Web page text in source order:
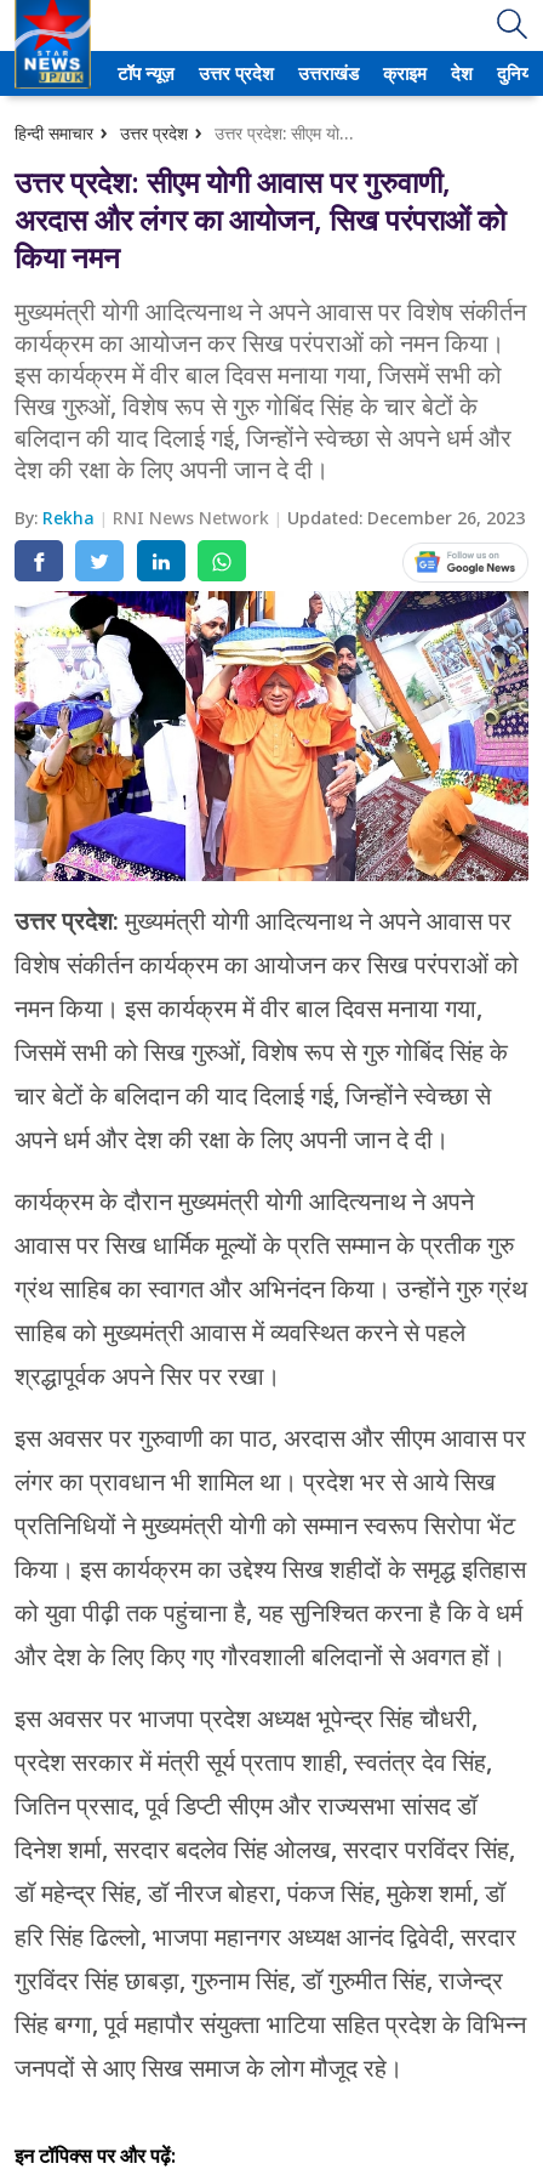
टॉप न्यूज़ उत्तर प्रदेश उत्तराखंड क्राइम देश दुनिया
हिन्दी समाचार उत्तर प्रदेश उत्तर प्रदेश: सीएम योगी आवास पर गुरुवाणी, अरदास और लंगर का आयोजन, सिख परंपराओं को किया नमन
उत्तर प्रदेश: सीएम योगी आवास पर गुरुवाणी,
अरदास और लंगर का आयोजन, सिख परंपराओं को
किया नमन
मुख्यमंत्री योगी आदित्यनाथ ने अपने आवास पर विशेष संकीर्तन
कार्यक्रम का आयोजन कर सिख परंपराओं को नमन किया।
इस कार्यक्रम में वीर बाल दिवस मनाया गया, जिसमें सभी को
सिख गुरुओं, विशेष रूप से गुरु गोबिंद सिंह के चार बेटों के
बलिदान की याद दिलाई गई, जिन्होंने स्वेच्छा से अपने धर्म और
देश की रक्षा के लिए अपनी जान दे दी।
By: Rekha RNI News Network Updated: December 26, 2023
उत्तर प्रदेश:मुख्यमंत्री योगी आदित्यनाथ ने अपने आवास पर
विशेष संकीर्तन कार्यक्रम का आयोजन कर सिख परंपराओं को
नमन किया। इस कार्यक्रम में वीर बाल दिवस मनाया गया,
जिसमें सभी को सिख गुरुओं, विशेष रूप से गुरु गोबिंद सिंह के
चार बेटों के बलिदान की याद दिलाई गई, जिन्होंने स्वेच्छा से
अपने धर्म और देश की रक्षा के लिए अपनी जान दे दी।
कार्यक्रम के दौरान मुख्यमंत्री योगी आदित्यनाथ ने अपने
आवास पर सिख धार्मिक मूल्यों के प्रति सम्मान के प्रतीक गुरु
ग्रंथ साहिब का स्वागत और अभिनंदन किया। उन्होंने गुरु ग्रंथ
साहिब को मुख्यमंत्री आवास में व्यवस्थित करने से पहले
श्रद्धापूर्वक अपने सिर पर रखा।
इस अवसर पर गुरुवाणी का पाठ, अरदास और सीएम आवास पर
लंगर का प्रावधान भी शामिल था। प्रदेश भर से आये सिख
प्रतिनिधियों ने मुख्यमंत्री योगी को सम्मान स्वरूप सिरोपा भेंट
किया। इस कार्यक्रम का उद्देश्य सिख शहीदों के समृद्ध इतिहास
को युवा पीढ़ी तक पहुंचाना है, यह सुनिश्चित करना है कि वे धर्म
और देश के लिए किए गए गौरवशाली बलिदानों से अवगत हों।
इस अवसर पर भाजपा प्रदेश अध्यक्ष भूपेन्द्र सिंह चौधरी,
प्रदेश सरकार में मंत्री सूर्य प्रताप शाही, स्वतंत्र देव सिंह,
जितिन प्रसाद, पूर्व डिप्टी सीएम और राज्यसभा सांसद डॉ
दिनेश शर्मा, सरदार बदलेव सिंह ओलख, सरदार परविंदर सिंह,
डॉ महेन्द्र सिंह, डॉ नीरज बोहरा, पंकज सिंह, मुकेश शर्मा, डॉ
हरि सिंह ढिल्लो, भाजपा महानगर अध्यक्ष आनंद द्विवेदी, सरदार
गुरविंदर सिंह छाबड़ा, गुरुनाम सिंह, डॉ गुरुमीत सिंह, राजेन्द्र
सिंह बग्गा, पूर्व महापौर संयुक्ता भाटिया सहित प्रदेश के विभिन्न
जनपदों से आए सिख समाज के लोग मौजूद रहे।
इन टॉपिक्स पर और पढ़ें:
उत्तर प्रदेश
आगरा
कानपुर
प्रयागराज
मेरठ
लखनऊ
उत्तराखंड
अल्मोड़ा
चंपावत
चमोली
देहरादून
नैनीताल
बागेश्वर
हरिद्वार